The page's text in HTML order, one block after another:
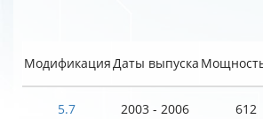
МодификацияДаты выпуска
5.7 2003 - 2006 612